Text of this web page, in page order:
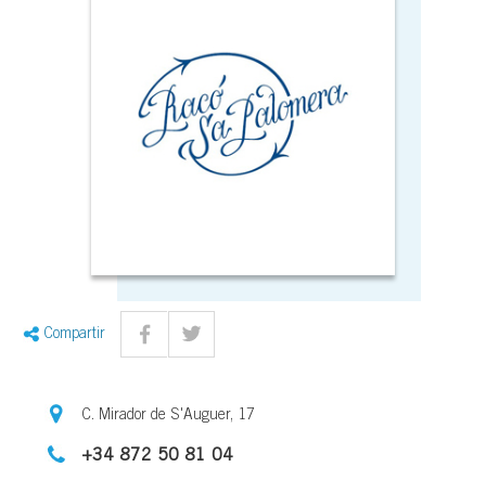
Compartir
C. Mirador de S'Auguer, 17
+34 872 50 81 04